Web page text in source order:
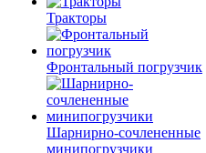
Тракторы
Фронтальный погрузчик
Шарнирно-сочлененные
минипогрузчики